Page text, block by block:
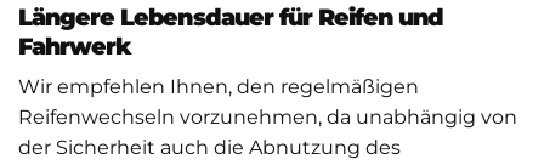
Längere Lebensdauer für Reifen und
Fahrwerk
Wir empfehlen Ihnen, den regelmäßigen
Reifenwechseln vorzunehmen, da unabhängig von
der Sicherheit auch die Abnutzung des